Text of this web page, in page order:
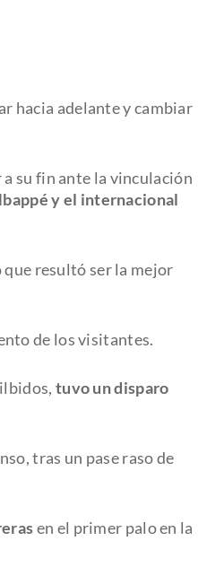
hacia adelante y cambiar
su fin ante la vinculación
y el internacional
que resultó ser la mejor
de los visitantes.
tuvo un disparo
tras un pase raso de
en el primer palo en la